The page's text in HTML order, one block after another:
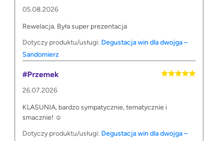
05.08.2026
Rewelacja. Była super prezentacja
Dotyczy produktu/usługi: Degustacja win dla dwojga –
Sandomierz
#Przemek
26.07.2026
KLASUNIA, bardzo sympatycznie, tematycznie i
smacznie! ☺️
Dotyczy produktu/usługi: Degustacja win dla dwojga –